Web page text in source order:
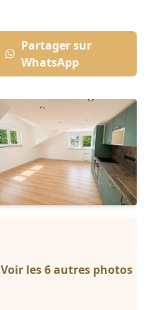
Partager sur
WhatsApp
Voir les 6 autres photos